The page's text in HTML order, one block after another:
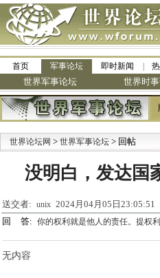
首页 军事论坛 即时新闻
世界军事论坛 世界时
世界论坛网 > 世界军事论坛 > 回帖
没明白，发达国
送交者: unix 2024月04月05日
回 答: 你的权利就是他人的责任。提权
无内容